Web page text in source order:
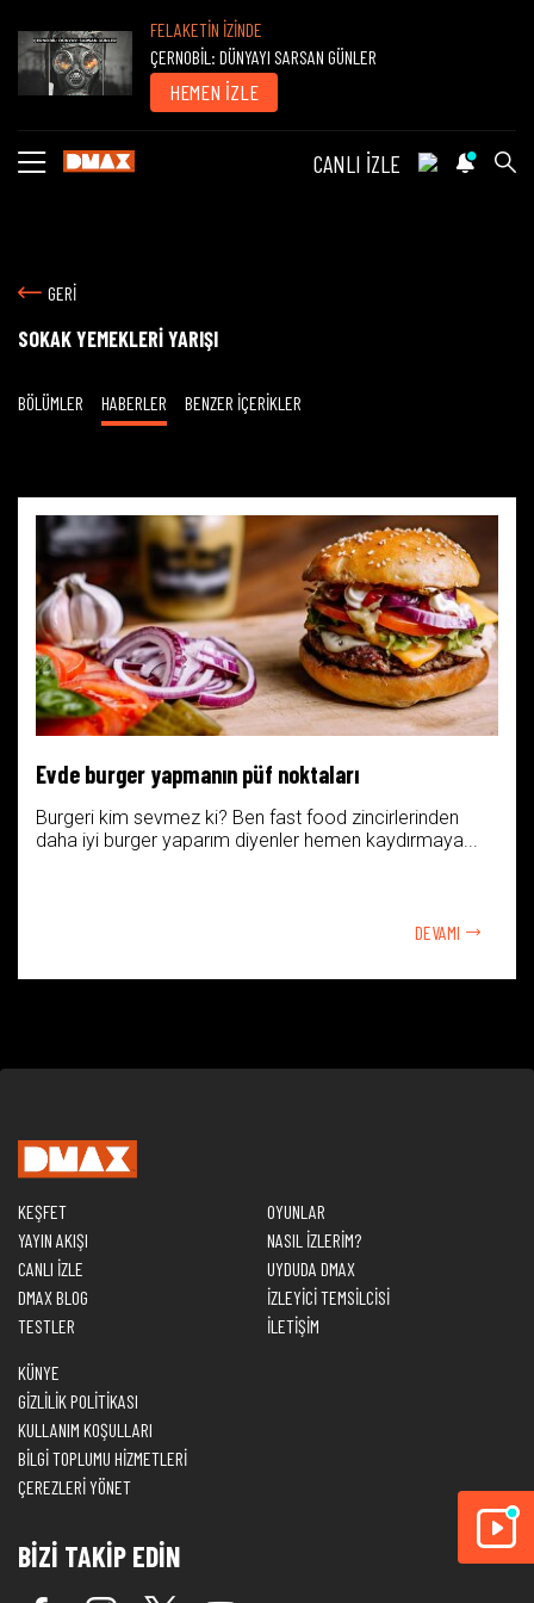
FELAKETİN İZİNDE
ÇERNOBİL: DÜNYAYI SARSAN GÜNLER
HEMEN İZLE
CANLI İZLE
GERİ
SOKAK YEMEKLERİ YARIŞI
BÖLÜMLER HABERLER BENZER İÇERİKLER
Evde burger yapmanın püf noktaları
Burgeri kim sevmez ki? Ben fast food zincirlerinden
daha iyi burger yaparım diyenler hemen kaydırmaya...
DEVAMI
KEŞFET
YAYIN AKIŞI
CANLI İZLE
DMAX BLOG
TESTLER
OYUNLAR
NASIL İZLERİM?
UYDUDA DMAX
İZLEYİCİ TEMSİLCİSİ
İLETİŞİM
KÜNYE
GİZLİLİK POLİTİKASI
KULLANIM KOŞULLARI
BİLGİ TOPLUMU HİZMETLERİ
ÇEREZLERİ YÖNET
BİZİ TAKİP EDİN